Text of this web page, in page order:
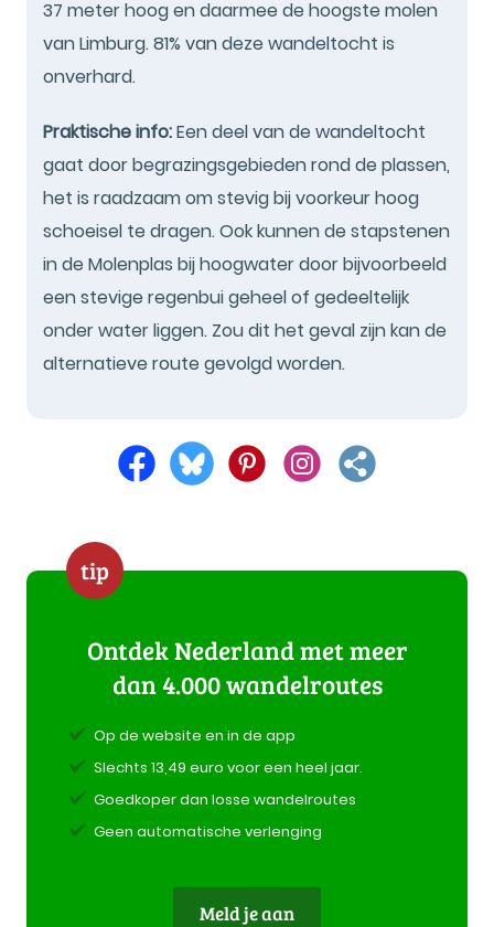
37 meter hoog en daarmee de hoogste molen
van Limburg. 81% van deze wandeltocht is
onverhard.
Praktische info:Een deel van de wandeltocht
gaat door begrazingsgebieden rond de plassen,
het is raadzaam om stevig bij voorkeur hoog
schoeisel te dragen. Ook kunnen de stapstenen
in de Molenplas bij hoogwater door bijvoorbeeld
een stevige regenbui geheel of gedeeltelijk
onder water liggen. Zou dit het geval zijn kan de
alternatieve route gevolgd worden.
tip
Ontdek Nederland met meer
dan 4.000 wandelroutes
Op de website en in de app
Slechts 13,49 euro voor een heel jaar.
Goedkoper dan losse wandelroutes
Geen automatische verlenging
Meld je aan